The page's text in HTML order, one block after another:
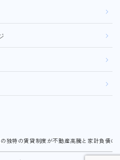
独特の賃貸制度が不動産高騰と家計負債の